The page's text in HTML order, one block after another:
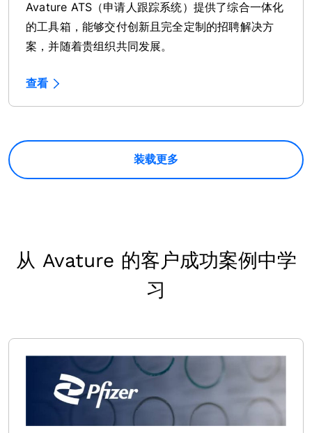
Avature ATS（申请人跟踪系统）提供了综合一体化
的工具箱，能够交付创新且完全定制的招聘解决方
案，并随着贵组织共同发展。
查看
装载更多
从 Avature 的客户成功案例中学
习